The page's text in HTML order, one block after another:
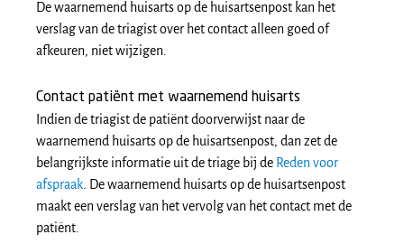
De waarnemend huisarts op de huisartsenpost kan het
verslag van de triagist over het contact alleen goed of
afkeuren, niet wijzigen.
Contact patiënt met waarnemend huisarts
Indien de triagist de patiënt doorverwijst naar de
waarnemend huisarts op de huisartsenpost, dan zet de
belangrijkste informatie uit de triage bij de Reden voor
afspraak . De waarnemend huisarts op de huisartsenpost
maakt een verslag van het vervolg van het contact met de
patiënt.